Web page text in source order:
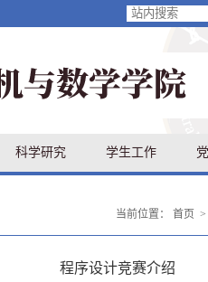
科学研究 学生工作
当前位置： 首页 >
程序设计竞赛介绍